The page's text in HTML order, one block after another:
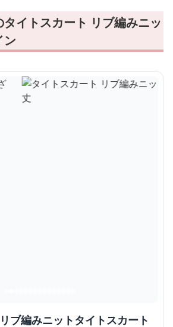
イトスカート リブ編みニッ
ン
ブ編みニットタイトスカート